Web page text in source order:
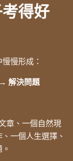
得好
慢形成：
解決問題
章、一個自然現
一個人生選擇、